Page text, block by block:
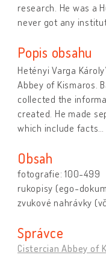
research. He was a
never got any
Popis obsahu
Hetényi Varga
Abbey of Kismaros.
collected the
created. He made
which include facts
Obsah
fotografie: 100-499
rukopisy (ego-
zvukové nahrávky
Správce
Cistercian Abbey of